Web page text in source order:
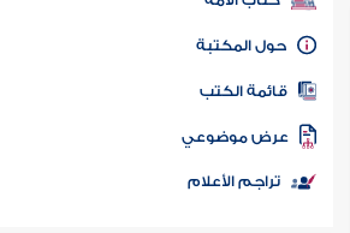
كتاب الأمة
المكتبة
الكتب
موضوعي